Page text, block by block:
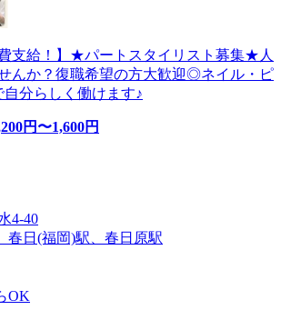
費支給！】★パートスタイリスト募集★人
んか？復職希望の方大歓迎◎ネイル・ピ
分らしく働けます♪
円〜1,600円
4-40
春日(福岡)駅、春日原駅
OK